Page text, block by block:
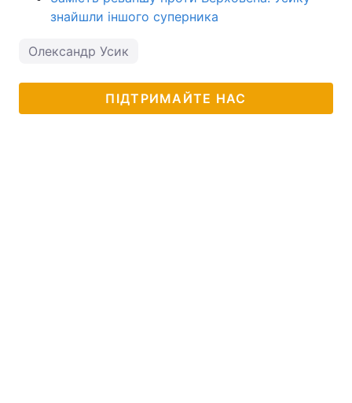
знайшли іншого суперника
Олександр Усик
ПІДТРИМАЙТЕ НАС